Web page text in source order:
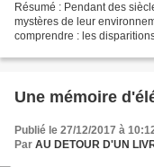
Résumé : Pendant des
mystères de leur
comprendre : les
Une mémoire
Publié le 27/12/2017 à
Par AU DETOUR D'UN